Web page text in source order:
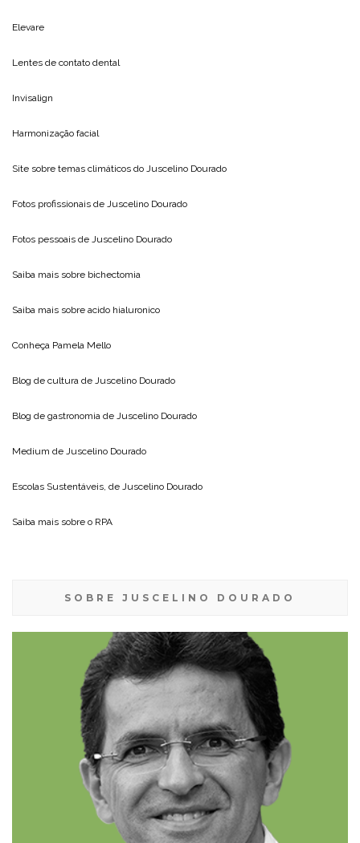
Elevare
Lentes de contato dental
Invisalign
Harmonização facial
Site sobre temas climáticos do Juscelino Dourado
Fotos profissionais de Juscelino Dourado
Fotos pessoais de Juscelino Dourado
Saiba mais sobre bichectomia
Saiba mais sobre acido hialuronico
Conheça Pamela Mello
Blog de cultura de Juscelino Dourado
Blog de gastronomia de Juscelino Dourado
Medium de Juscelino Dourado
Escolas Sustentáveis, de Juscelino Dourado
Saiba mais sobre o RPA
SOBRE JUSCELINO DOURADO